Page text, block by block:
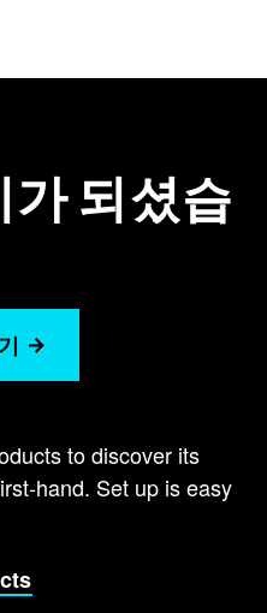
가 되셨습
to discover its
hand. Set up is easy